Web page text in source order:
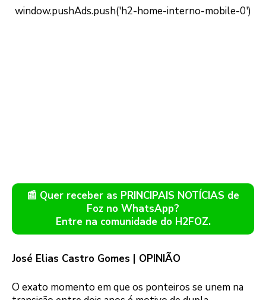
📰 Quer receber as PRINCIPAIS NOTÍCIAS de
Foz no WhatsApp?
Entre na comunidade do H2FOZ.
José Elias Castro Gomes | OPINIÃO
O exato momento em que os ponteiros se unem na